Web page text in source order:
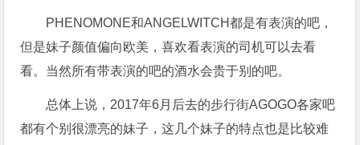
PHENOMONE和ANGELWITCH都是有表演的吧，
但是妹子颜值偏向欧美，喜欢看表演的司机可以去看
看。当然所有带表演的吧的酒水会贵于别的吧。
总体上说，2017年6月后去的步行街AGOGO各家吧
都有个别很漂亮的妹子，这几个妹子的特点也是比较难